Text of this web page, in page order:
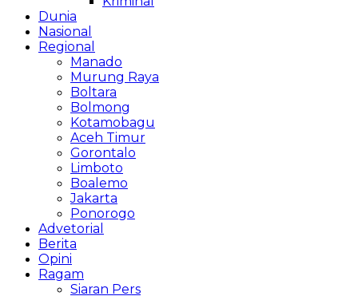
Dunia
Nasional
Regional
Manado
Murung Raya
Boltara
Bolmong
Kotamobagu
Aceh Timur
Gorontalo
Limboto
Boalemo
Jakarta
Ponorogo
Advetorial
Berita
Opini
Ragam
Siaran Pers